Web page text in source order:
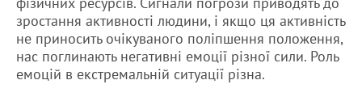
зростання активності людини, і якщо ця активність
не приносить очікуваного поліпшення положення,
нас поглинають негативні емоції різної сили. Роль
емоцій в екстремальній ситуації різна.